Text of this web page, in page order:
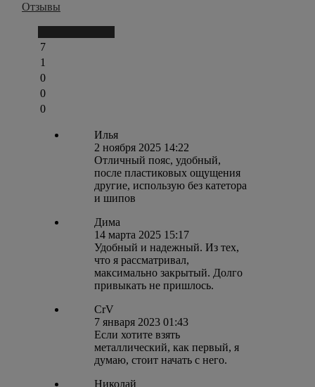
Отзывы
7
1
0
0
0
Илья
2 ноября 2025 14:22
Отличный пояс, удобный,
после пластиковых ощущения
другие, использую без катетора
и шипов
Дима
14 марта 2025 15:17
Удобный и надежный. Из тех,
что я рассматривал,
максимально закрытый. Долго
привыкать не пришлось.
CrV
7 января 2023 01:43
Если хотите взять
металлический, как первый, я
думаю, стоит начать с него.
Николай